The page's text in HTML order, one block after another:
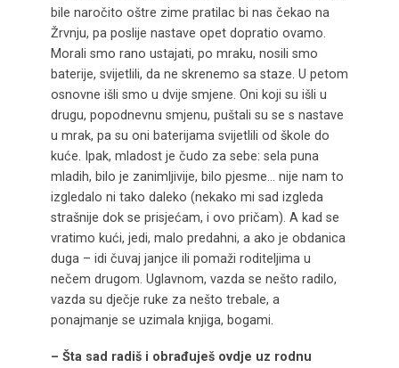
bile naročito oštre zime pratilac bi nas čekao na
Žrvnju, pa poslije nastave opet dopratio ovamo.
Morali smo rano ustajati, po mraku, nosili smo
baterije, svijetlili, da ne skrenemo sa staze. U petom
osnovne išli smo u dvije smjene. Oni koji su išli u
drugu, popodnevnu smjenu, puštali su se s nastave
u mrak, pa su oni baterijama svijetlili od škole do
kuće. Ipak, mladost je čudo za sebe: sela puna
mladih, bilo je zanimljivije, bilo pjesme… nije nam to
izgledalo ni tako daleko (nekako mi sad izgleda
strašnije dok se prisjećam, i ovo pričam). A kad se
vratimo kući, jedi, malo predahni, a ako je obdanica
duga – idi čuvaj janjce ili pomaži roditeljima u
nečem drugom. Uglavnom, vazda se nešto radilo,
vazda su dječje ruke za nešto trebale, a
ponajmanje se uzimala knjiga, bogami.
– Šta sad radiš i obrađuješ ovdje uz rodnu